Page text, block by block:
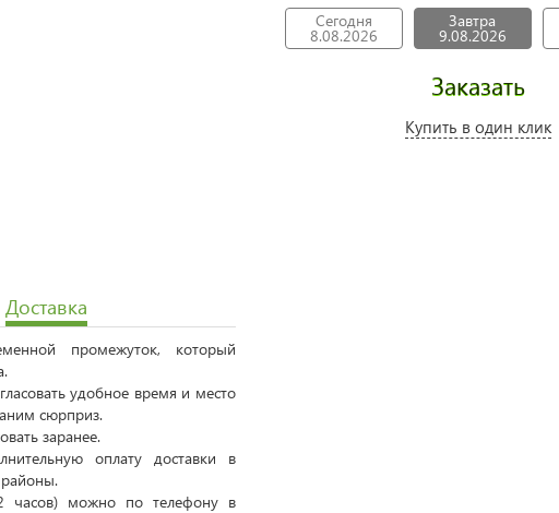
Доставка
промежуток, который
удобное время и место
сюрприз.
заранее.
оплату доставки в
часов) можно по телефону в
Сегодня
8.08.2026
Завтра
9.08.2026
Заказать
Купить в один клик